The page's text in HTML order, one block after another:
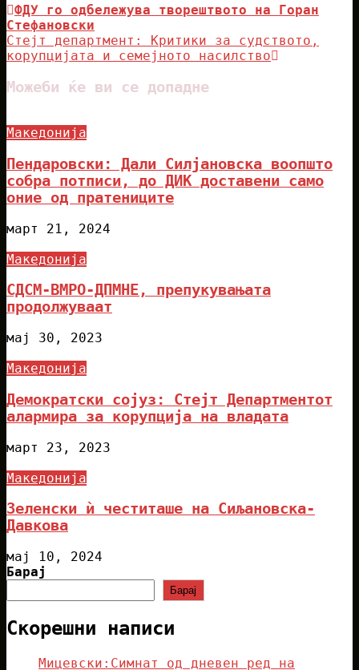
Навигација
на
напис
Previous
Post
ФДУ го одбележува творештвото на Горан
Стефановски
Next
Post
Стејт департмент: Критики за судството,
корупцијата и семејното насилство
Можеби ќе ви се допадне
Македонија
Пендаровски: Дали Силјановска воопшто
собра потписи, до ДИК доставени само
оние од пратениците
март 21, 2024
Македонија
СДСМ-ВМРО-ДПМНЕ, препукувањата
продолжуваат
мај 30, 2023
Македонија
Демократски сојуз: Стејт Департментот
алармира за корупција на владата
март 23, 2023
Македонија
Зеленски ѝ честиташе на Сиљановска-
Давкова
мај 10, 2024
Барај
Барај
Скорешни написи
Мицевски:Симнат од дневен ред на